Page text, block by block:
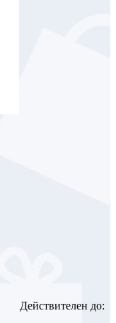
Действителен до: